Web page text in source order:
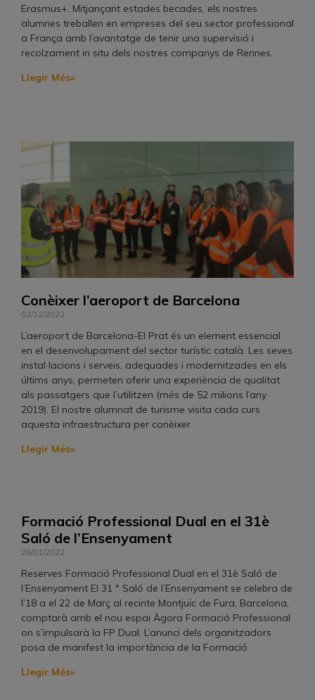
Erasmus+. Mitjançant estades becades, els nostres
alumnes treballen en empreses del seu sector professional
a França amb l’avantatge de tenir una supervisió i
recolzament in situ dels nostres companys de Rennes.
Llegir Més»
Conèixer l’aeroport de Barcelona
02/12/2022
L’aeroport de Barcelona-El Prat és un element essencial
en el desenvolupament del sector turístic català. Les seves
instal·lacions i serveis, adequades i modernitzades en els
últims anys, permeten oferir una experiència de qualitat
als passatgers que l’utilitzen (més de 52 milions l’any
2019). El nostre alumnat de turisme visita cada curs
aquesta infraestructura per conèixer
Llegir Més»
Formació Professional Dual en el 31è
Saló de l’Ensenyament
26/01/2022
Reserves Formació Professional Dual en el 31è Saló de
l’Ensenyament El 31 ° Saló de l’Ensenyament se celebra de
l’18 a el 22 de Març al recinte Montjuïc de Fura, Barcelona, ​​
comptarà amb el nou espai Àgora Formació Professional
on s’impulsarà la FP Dual. L’anunci dels organitzadors
posa de manifest la importància de la Formació
Llegir Més»